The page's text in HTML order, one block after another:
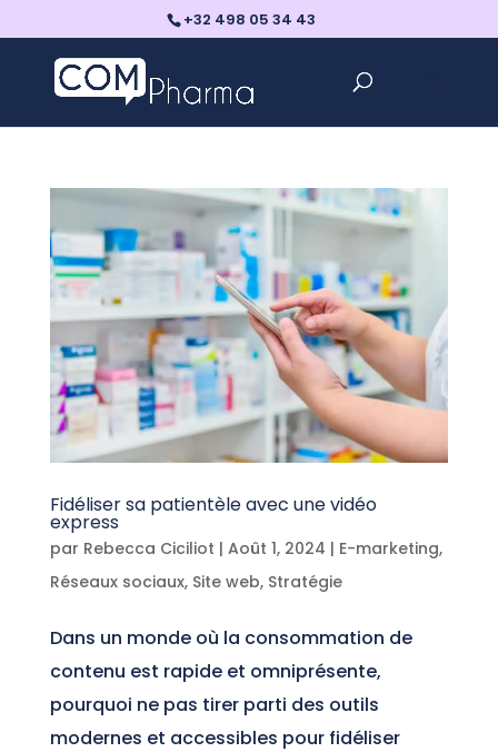
+32 498 05 34 43
Fidéliser sa patientèle avec une vidéo
express
par Rebecca Ciciliot | Août 1, 2024 | E-marketing,
Réseaux sociaux, Site web, Stratégie
Dans un monde où la consommation de
contenu est rapide et omniprésente,
pourquoi ne pas tirer parti des outils
modernes et accessibles pour fidéliser